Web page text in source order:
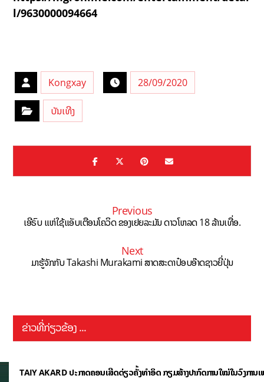
l/9630000094664
Kongxay 28/09/2020
ບັນເທີງ
Previous
ເອີຣົບ ແຫ່ໃຊ້ແອັບເຕືອນໂຄວິດ ຂອງເຢຍລະມັນ ດາວໂຫລດ 18 ລ້ານເທື່ອ.
Next
ມາຮູ້ຈັກກັບ Takashi Murakami ສາດສະດາປ໋ອບອ໊າດຊາວຍີ່ປຸ່ນ
ຂ່າວທີ່ກ່ຽວຂ້ອງ ...
TAIY AKARD ປະກາດຄອນເສີດດ່ຽວຄັ້ງທຳອິດ ກຽມສ້າງປາກົດການໃໝ່ໃນວົງການເ